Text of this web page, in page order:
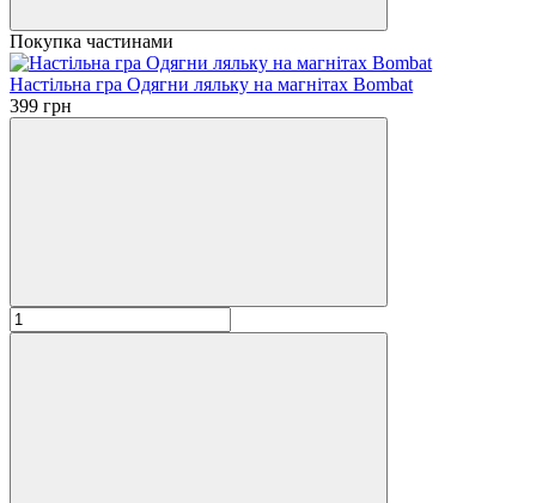
Покупка частинами
Настільна гра Одягни ляльку на магнітах Bombat
399 грн